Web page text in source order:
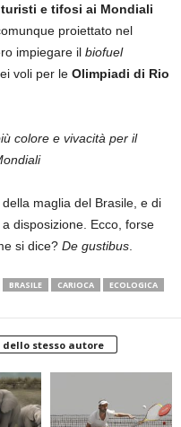
e tifosi ai Mondiali
proiettato nel
impiegare il biofuel
voli per le Olimpiadi di Rio
colore e vivacità per il
maglia del Brasile, e di
disposizione. Ecco, forse
si dice? De gustibus
BRASILE CARIOCA
ECOLOGICA
dello stesso autore